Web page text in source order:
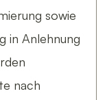
sowie
in Anlehnung
nach